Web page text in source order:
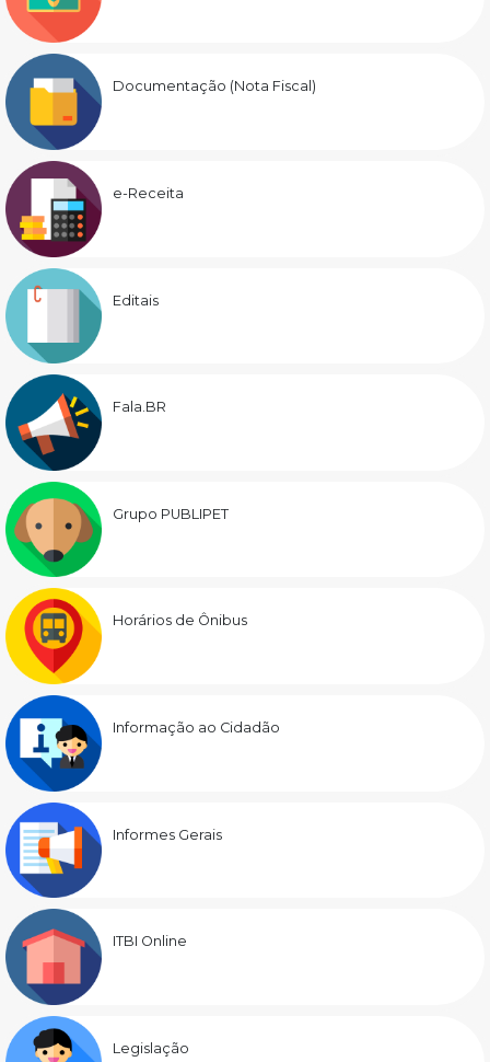
Documentação (Nota Fiscal)
e-Receita
Editais
Fala.BR
Grupo PUBLIPET
Horários de Ônibus
Informação ao Cidadão
Informes Gerais
ITBI Online
Legislação